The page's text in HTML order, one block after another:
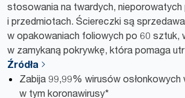
stosowania na twardych, nieporowatych
i przedmiotach. Ściereczki są
w opakowaniach foliowych po 60 sztuk,
w zamykaną pokrywkę, która pomaga
Źródła
Zabija 99,99% wirusów osłonkowych
w tym koronawirusy*